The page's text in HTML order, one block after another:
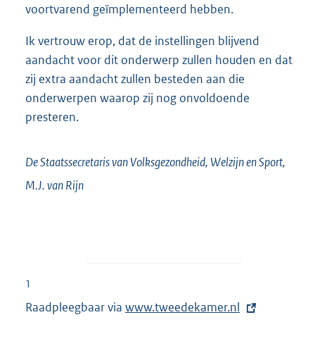
voortvarend geïmplementeerd hebben.
Ik vertrouw erop, dat de instellingen blijvend
aandacht voor dit onderwerp zullen houden en dat
zij extra aandacht zullen besteden aan die
onderwerpen waarop zij nog onvoldoende
presteren.
De Staatssecretaris van Volksgezondheid, Welzijn en Sport,
M.J. vanRijn
1
Raadpleegbaar via E
www.tweedekamer.nl